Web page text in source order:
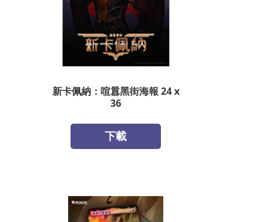
新卡佩納：喧囂黑街海報 24 x
36
下載